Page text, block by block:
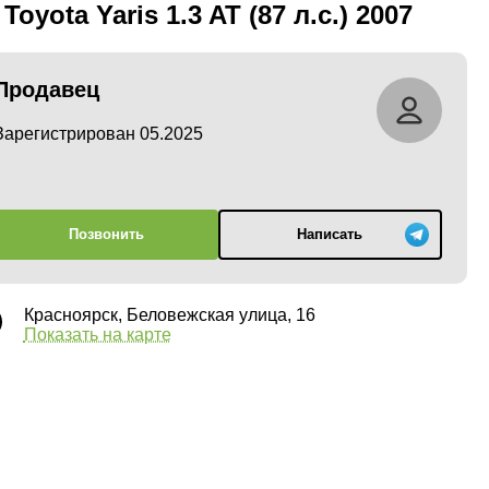
Toyota Yaris 1.3 AT (87 л.с.) 2007
05.2025
Позвонить Написать
Красноярск, Беловежская улица, 16
Показать на карте